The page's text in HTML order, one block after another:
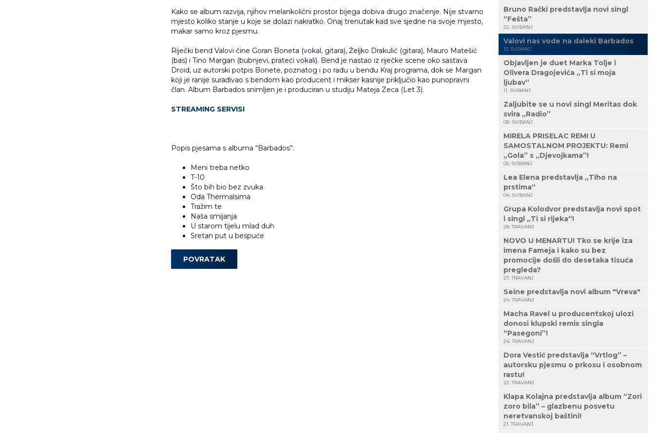
Kako se album razvija, njihov melankolični prostor bijega dobiva drugo značenje. Nije stvarno
mjesto koliko stanje u koje se dolazi nakratko. Onaj trenutak kad sve sjedne na svoje mjesto,
makar samo kroz pjesmu.
Riječki bend Valovi čine Goran Boneta (vokal, gitara), Željko Drakulić (gitara), Mauro Matešić
(bas) i Tino Margan (bubnjevi, prateći vokali). Bend je nastao iz riječke scene oko sastava
Droid, uz autorski potpis Bonete, poznatog i po radu u bendu Kraj programa, dok se Margan
koji je ranije surađivao s bendom kao producent i mikser kasnije priključio kao punopravni
član. Album Barbados snimljen je i produciran u studiju Mateja Zeca (Let 3).
STREAMING SERVISI
Popis pjesama s albuma “Barbados”:
Meni treba netko
T-10
Što bih bio bez zvuka
Oda Thermalsima
Tražim te
Naša smijanja
U starom tijelu mlad duh
Sretan put u bespuće
POVRATAK
Bruno Rački predstavlja novi singl
“Fešta”
22. SVIBANJ
Valovi nas vode na daleki Barbados
13. SVIBANJ
Objavljen je duet Marka Tolje i
Olivera Dragojevića „Ti si moja
ljubav“
11. SVIBANJ
Zaljubite se u novi singl Meritas dok
svira „Radio”
08. SVIBANJ
MIRELA PRISELAC REMI U
SAMOSTALNOM PROJEKTU: Remi
„Gola” s „Djevojkama”!
05. SVIBANJ
Lea Elena predstavlja „Tiho na
prstima“
04. SVIBANJ
Grupa Kolodvor predstavlja novi spot
i singl „Ti si rijeka“!
28. TRAVANJ
NOVO U MENARTU! Tko se krije iza
imena Fameja i kako su bez
promocije došli do desetaka tisuća
pregleda?
27. TRAVANJ
Seine predstavlja novi album "Vreva"
24. TRAVANJ
Macha Ravel u producentskoj ulozi
donosi klupski remix singla
“Pasegoni”!
24. TRAVANJ
Dora Vestić predstavlja “Vrtlog” –
autorsku pjesmu o prkosu i osobnom
rastu!
22. TRAVANJ
Klapa Kolajna predstavlja album “Zori
zoro bila” – glazbenu posvetu
neretvanskoj baštini!
21. TRAVANJ